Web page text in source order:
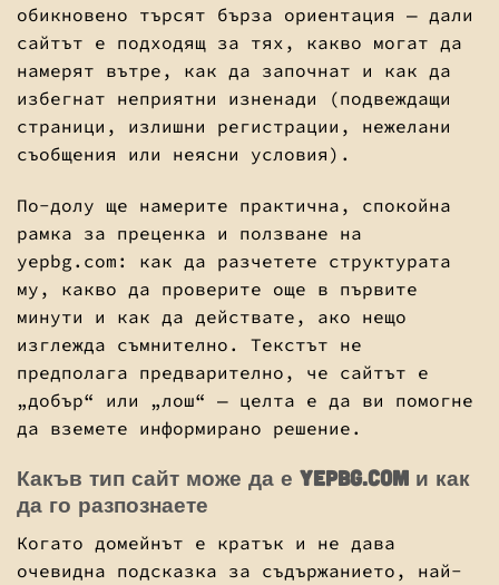
обикновено търсят бърза ориентация — дали
сайтът е подходящ за тях, какво могат да
намерят вътре, как да започнат и как да
избегнат неприятни изненади (подвеждащи
страници, излишни регистрации, нежелани
съобщения или неясни условия).
По-долу ще намерите практична, спокойна
рамка за преценка и ползване на
yepbg.com: как да разчетете структурата
му, какво да проверите още в първите
минути и как да действате, ако нещо
изглежда съмнително. Текстът не
предполага предварително, че сайтът е
„добър“ или „лош“ — целта е да ви помогне
да вземете информирано решение.
Какъв тип сайт може да е yepbg.com и как
да го разпознаете
Когато домейнът е кратък и не дава
очевидна подсказка за съдържанието, най-